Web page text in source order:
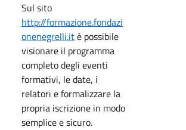
Sul sito
http://formazione.fondazi
onenegrelli.itè possibile
visionare il programma
completo degli eventi
formativi, le date, i
relatori e formalizzare la
propria iscrizione in modo
semplice e sicuro.